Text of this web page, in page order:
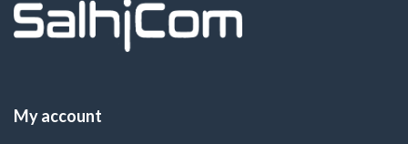
My account